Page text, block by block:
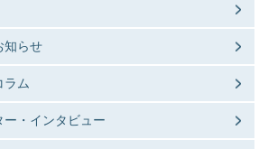
知らせ
ラム
・インタビュー